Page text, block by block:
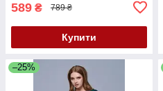
589 ₴ 789 ₴
Купити
–25%